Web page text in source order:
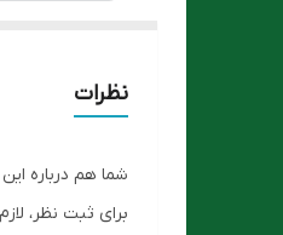
نظرات
شما هم درباره
برای ثبت نظر،